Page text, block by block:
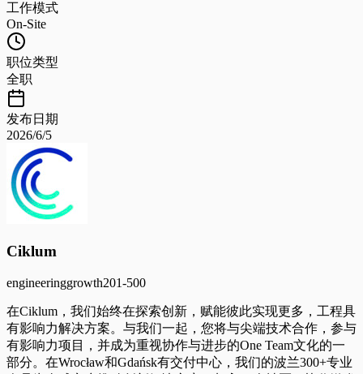
工作模式
On-Site
职位类型
全职
发布日期
2026/6/5
Ciklum
engineeringgrowth201-500
在Ciklum，我们始终在探索创新，赋能彼此实现更多，工程具
有影响力解决方案。与我们一起，您将与尖端技术合作，参与
有影响力项目，并成为重视协作与进步的One Team文化的一
部分。在Wrocław和Gdańsk有交付中心，我们的波兰300+专业